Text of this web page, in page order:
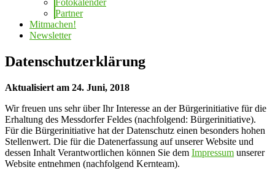
Partner
Mitmachen!
Newsletter
Datenschutzerklärung
Aktualisiert am 24. Juni, 2018
Wir freuen uns sehr über Ihr Interesse an der Bürgerinitiative für die
Erhaltung des Messdorfer Feldes (nachfolgend: Bürgerinitiative).
Für die Bürgerinitiative hat der Datenschutz einen besonders hohen
Stellenwert. Die für die Datenerfassung auf unserer Website und
dessen Inhalt Verantwortlichen können Sie dem Impressum unserer
Website entnehmen (nachfolgend Kernteam).